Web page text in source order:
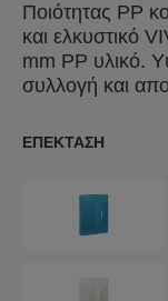
Ποιότητας PP
και ελκυστικό
mm PP υλικό.
συλλογή και
ΕΠΈΚΤΑΣΗ